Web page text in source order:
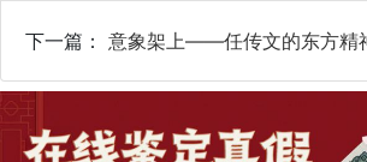
下一篇： 意象架上——任传文的东方精